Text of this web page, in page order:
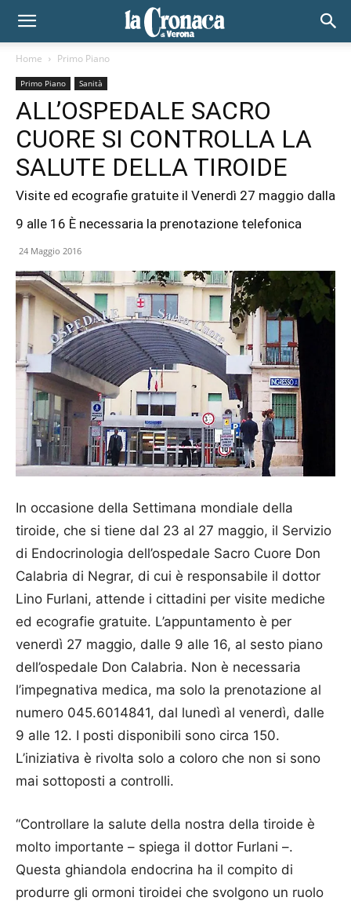
Home Primo Piano
Primo Piano Sanità
ALL’OSPEDALE SACRO
CUORE SI CONTROLLA LA
SALUTE DELLA TIROIDE
Visite ed ecografie gratuite il Venerdì 27 maggio dalla
9 alle 16 È necessaria la prenotazione telefonica
24 Maggio 2016
In occasione della Settimana mondiale della
tiroide, che si tiene dal 23 al 27 maggio, il Servizio
di Endocrinologia dell’ospedale Sacro Cuore Don
Calabria di Negrar, di cui è responsabile il dottor
Lino Furlani, attende i cittadini per visite mediche
ed ecografie gratuite. L’appuntamento è per
venerdì 27 maggio, dalle 9 alle 16, al sesto piano
dell’ospedale Don Calabria. Non è necessaria
l’impegnativa medica, ma solo la prenotazione al
numero 045.6014841, dal lunedì al venerdì, dalle
9 alle 12. I posti disponibili sono circa 150.
L’iniziativa è rivolta solo a coloro che non si sono
mai sottoposti a controlli.
“Controllare la salute della nostra della tiroide è
molto importante – spiega il dottor Furlani –.
Questa ghiandola endocrina ha il compito di
produrre gli ormoni tiroidei che svolgono un ruolo